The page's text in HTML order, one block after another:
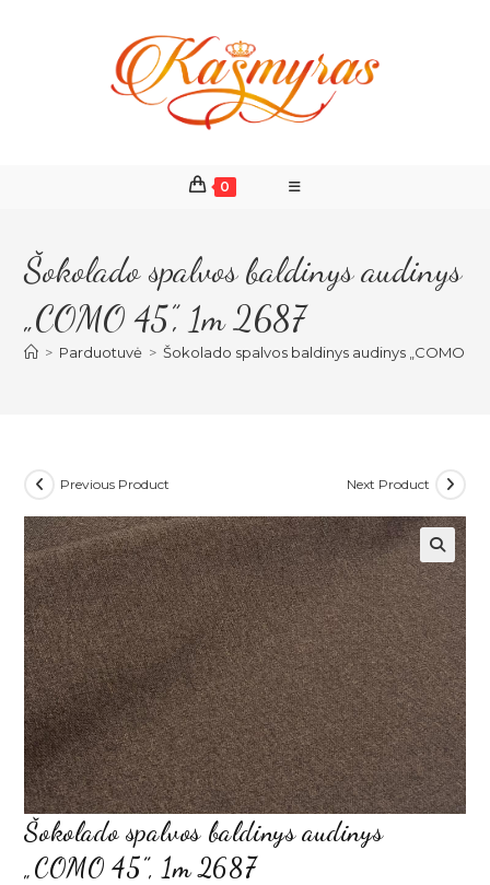
0
Šokolado spalvos baldinys audinys
„COMO 45”, 1m 2687
> Parduotuvė > Šokolado spalvos baldinys audinys „COMO
Previous Product Next Product
Šokolado spalvos baldinys audinys
„COMO 45”, 1m 2687